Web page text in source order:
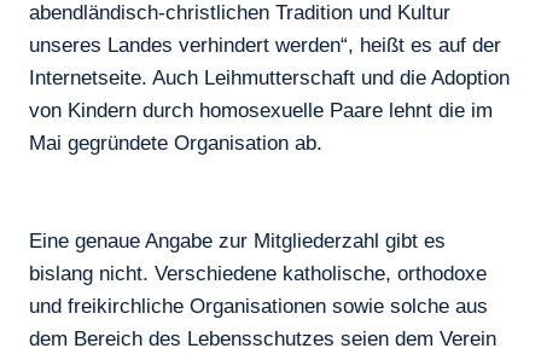
abendländisch-christlichen Tradition und Kultur
unseres Landes verhindert werden“, heißt es auf der
Internetseite. Auch Leihmutterschaft und die Adoption
von Kindern durch homosexuelle Paare lehnt die im
Mai gegründete Organisation ab.
Eine genaue Angabe zur Mitgliederzahl gibt es
bislang nicht. Verschiedene katholische, orthodoxe
und freikirchliche Organisationen sowie solche aus
dem Bereich des Lebensschutzes seien dem Verein